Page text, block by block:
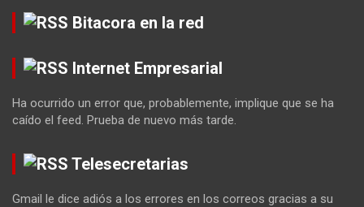
Bitacora en la red
Internet Empresarial
Ha ocurrido un error que, probablemente, implique que se ha
caído el feed. Prueba de nuevo más tarde.
Telesecretarias
Gmail le dice adiós a los errores en los correos gracias a su